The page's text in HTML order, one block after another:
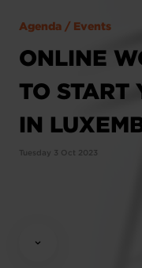
Agenda / Events
ONLINE
TO START
IN
Tuesday 3 Oct 2023